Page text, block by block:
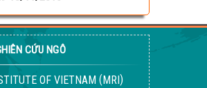
CỨU NGÔ
OF VIETNAM ( MRI )